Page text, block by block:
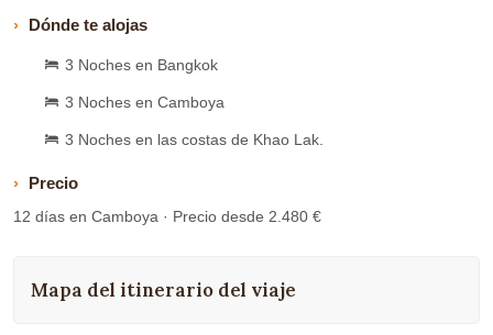
Dónde te alojas
3 Noches en Bangkok
3 Noches en Camboya
3 Noches en las costas de Khao Lak.
Precio
12 días en Camboya · Precio desde 2.480 €
Mapa del itinerario del viaje